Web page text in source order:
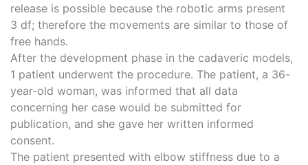
release is possible because the robotic arms present
3 df; therefore the movements are similar to those of
free hands.
After the development phase in the cadaveric models,
1 patient underwent the procedure. The patient, a 36-
year-old woman, was informed that all data
concerning her case would be submitted for
publication, and she gave her written informed
consent.
The patient presented with elbow stiffness due to a